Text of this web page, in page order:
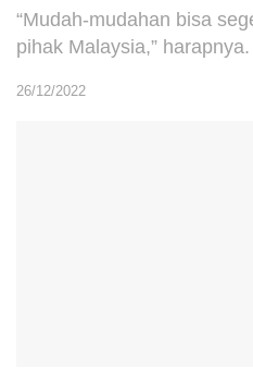
“Mudah-mudahan bisa
pihak Malaysia,” harapnya.
26/12/2022